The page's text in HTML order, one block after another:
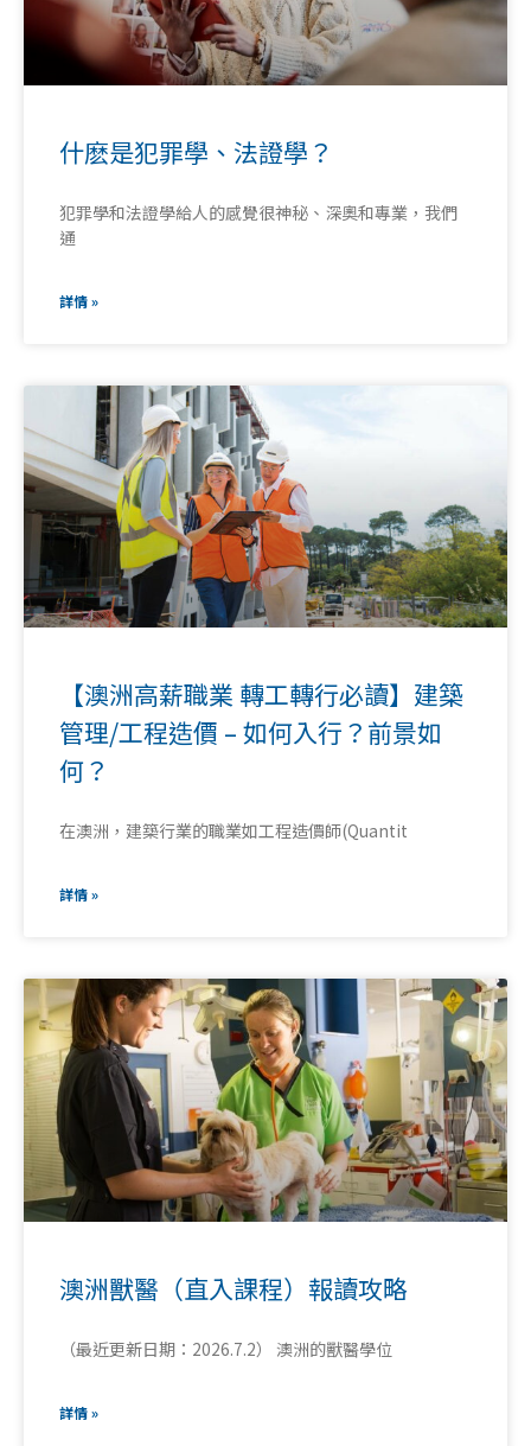
什麽是犯罪學、法證學？
犯罪學和法證學給人的感覺很神秘、深奧和專業，我們
通
詳情 »
【澳洲高薪職業 轉工轉行必讀】建築
管理/工程造價 – 如何入行？前景如
何？
在澳洲，建築行業的職業如工程造價師(Quantit
詳情 »
澳洲獸醫（直入課程）報讀攻略
（最近更新日期：2026.7.2） 澳洲的獸醫學位
詳情 »